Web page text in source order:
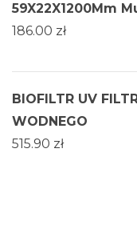
59X22X1200Mm
186.00 zł
BIOFILTR UV
WODNEGO
515.90 zł